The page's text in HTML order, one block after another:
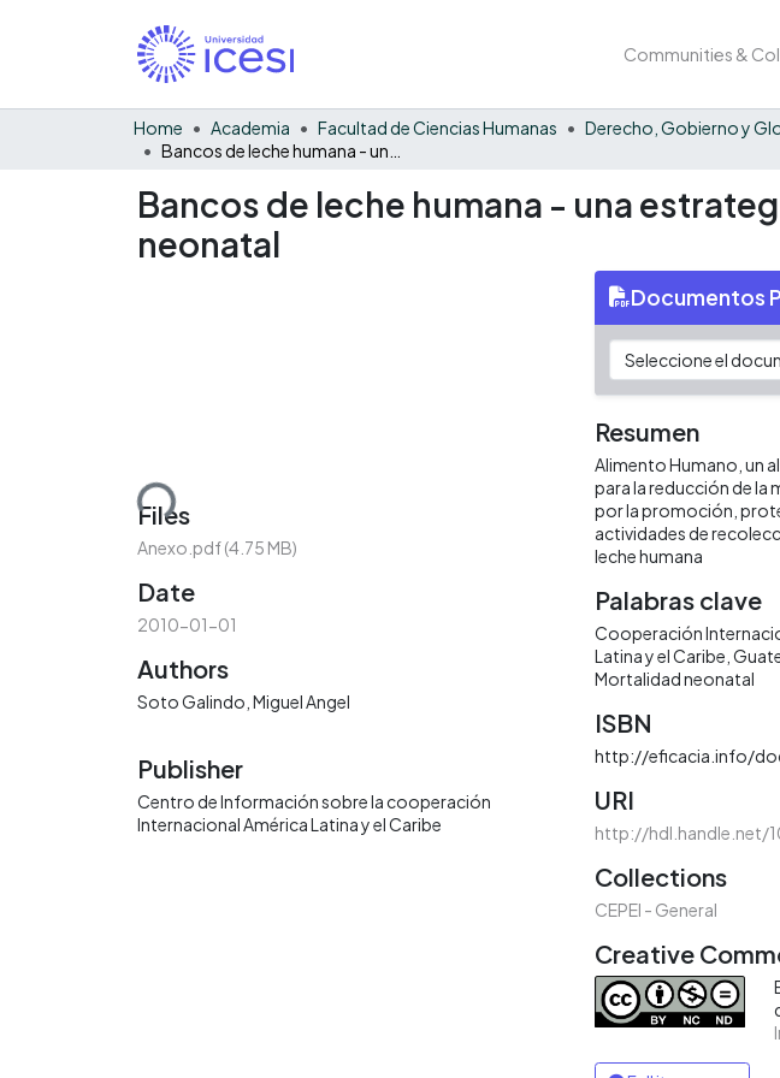
Communities &
Home Academia Facultad de Ciencias Humanas
Bancos de leche humana - una
neonatal
Loading...
Files
Anexo.pdf(4.75 MB)
Date
2010-01-01
Authors
Soto Galindo, Miguel Angel
Publisher
Centro de Información sobre la cooperación
Internacional América Latina y el Caribe
Documentos
Resumen
Alimento Humano, un
para la reducción de la
por la promoción,
actividades de
leche humana
Palabras clave
Cooperación
Latina y el Caribe
Mortalidad neonatal
ISBN
http://eficacia.info/
URI
http://hdl.handle.net/
Collections
CEPEI - General
Creative